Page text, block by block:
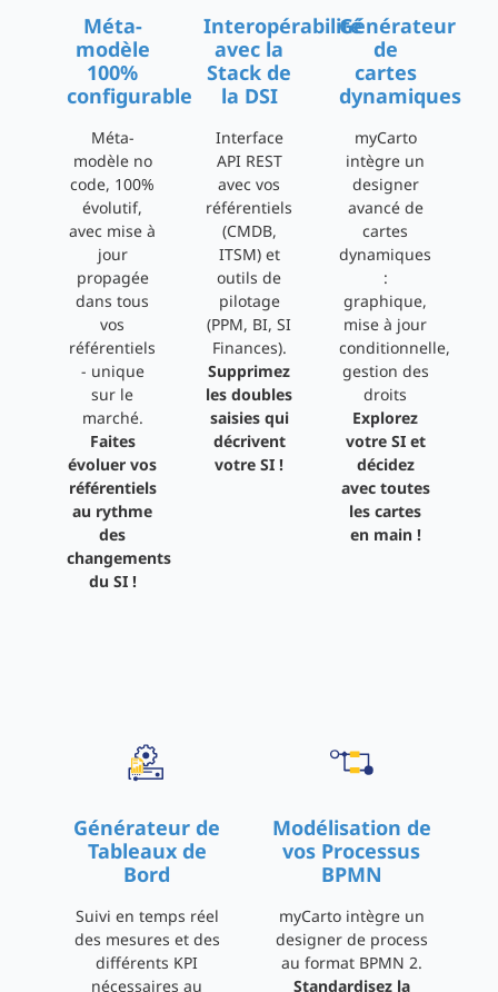
Méta-
modèle
100%
configurable
Méta-
modèle no
code, 100%
évolutif,
avec mise à
jour
propagée
dans tous
vos
référentiels
- unique
sur le
marché.
Faites
évoluer vos
référentiels
au rythme
des
changements
du SI !
Interopérabilité
avec la
Stack de
la DSI
Interface
API REST
avec vos
référentiels
(CMDB,
ITSM) et
outils de
pilotage
(PPM, BI, SI
Finances).
Supprimez
les doubles
saisies qui
décrivent
votre SI !
Générateur
de
cartes
dynamiques
myCarto
intègre un
designer
avancé de
cartes
dynamiques
:
graphique,
mise à jour
conditionnelle,
gestion des
droits
Explorez
votre SI et
décidez
avec toutes
les cartes
en main !
Générateur de
Tableaux de
Bord
Suivi en temps réel
des mesures et des
différents KPI
nécessaires au
Modélisation de
vos Processus
BPMN
myCarto intègre un
designer de process
au format BPMN 2.
Standardisez la